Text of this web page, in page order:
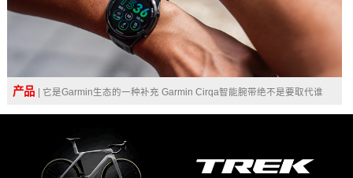
产品 | 它是Garmin生态的一种补充 Garmin Cirqa智能腕带绝不是要取代谁